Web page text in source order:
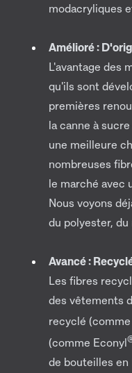
modacryliques
Amélioré :
L'avantage des
qu'ils sont
premières
la canne à
une meilleure
nombreuses
le marché avec
Nous voyons
du polyester,
Avancé :
Les fibres
des vêtements
recyclé
(comme Econyl
de bouteilles en